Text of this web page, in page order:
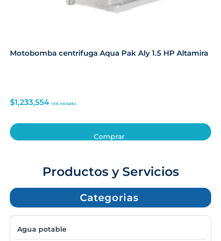
Motobomba centrifuga Aqua Pak Aly 1.5 HP Altamira
$1,233,554 IVA Incluido
Comprar
Productos y Servicios
Categorias
Agua potable